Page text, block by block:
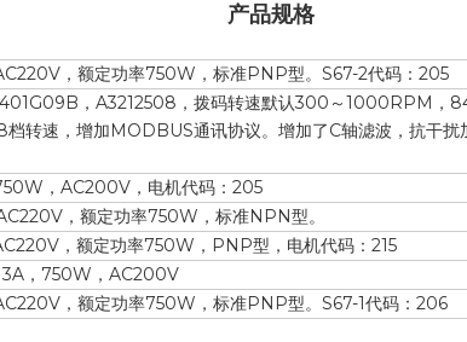
产品规格
，额定功率750W，标准PNP型。S67-2代码：205
，A3212508，拨码转速默认300～1000RPM，
转速，增加MODBUS通讯协议。增加了C轴滤波，抗干
，AC200V，电机代码：205
，额定功率750W，标准NPN型。
，额定功率750W，PNP型，电机代码：215
，750W，AC200V
，额定功率750W，标准PNP型。S67-1代码：206